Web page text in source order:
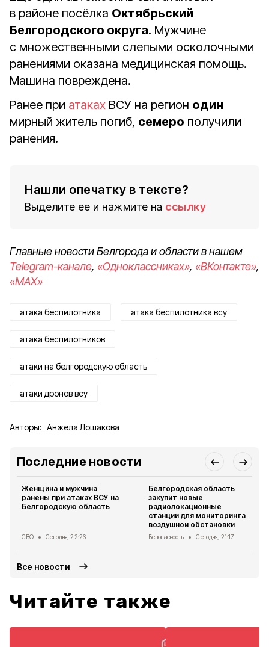
в районе посёлка Октябрьский
Белгородского округа. Мужчине
с множественными слепыми осколочными
ранениями оказана медицинская помощь.
Машина повреждена.
Ранее при атаках ВСУ на регион один
мирный житель погиб, семеро получили
ранения.
Нашли опечатку в тексте?
Выделите ее и нажмите на ссылку
Главные новости Белгорода и области в нашем
Telegram-канале, «Одноклассниках», «ВКонтакте»,
«MAX»
атака беспилотника атака беспилотника всу
атака беспилотников
атаки на белгородскую область
атаки дронов всу
Авторы: Анжела Лошакова
Последние новости
Женщина и мужчина
ранены при атаках ВСУ на
Белгородскую область
СВО Сегодня, 22:26
Белгородская область
закупит новые
радиолокационные
станции для мониторинга
воздушной обстановки
Безопасность Сегодня, 21:17
Все новости
Читайте также